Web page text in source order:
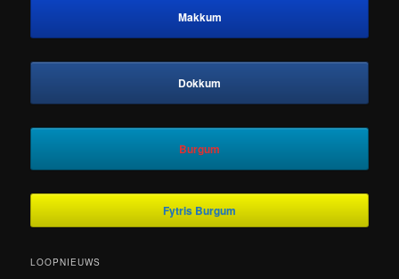
Makkum
Dokkum
Burgum
Fytris Burgum
LOOPNIEUWS